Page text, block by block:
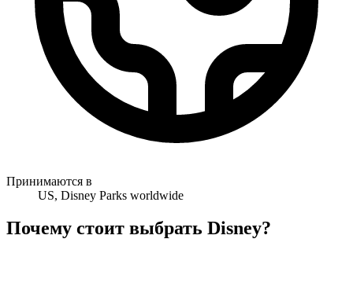
Принимаются в
US, Disney Parks worldwide
Почему стоит выбрать Disney?